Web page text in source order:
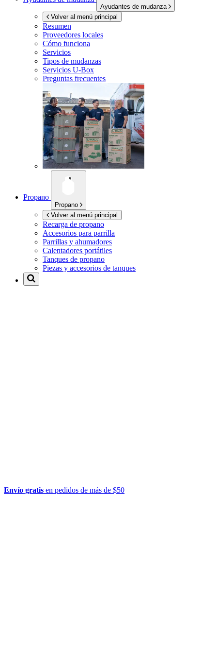
Ayudantes de mudanza
Volver al menú principal
Resumen
Proveedores locales
Cómo funciona
Servicios
Tipos de mudanzas
Servicios U-Box
Preguntas frecuentes
Propano
Propano
Volver al menú principal
Recarga de propano
Accesorios para parrilla
Parrillas y ahumadores
Calentadores portátiles
Tanques de propano
Piezas y accesorios de tanques
Envío gratis en pedidos de más de $50